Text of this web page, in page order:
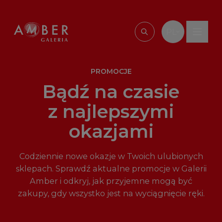
Wpisz, czego
PROMOCJE
Bądź na czasie
z najlepszymi
okazjami
Codziennie nowe okazje w Twoich ulubionych
sklepach. Sprawdź aktualne promocje w Galerii
Amber i odkryj, jak przyjemne mogą być
zakupy, gdy wszystko jest na wyciągnięcie ręki.